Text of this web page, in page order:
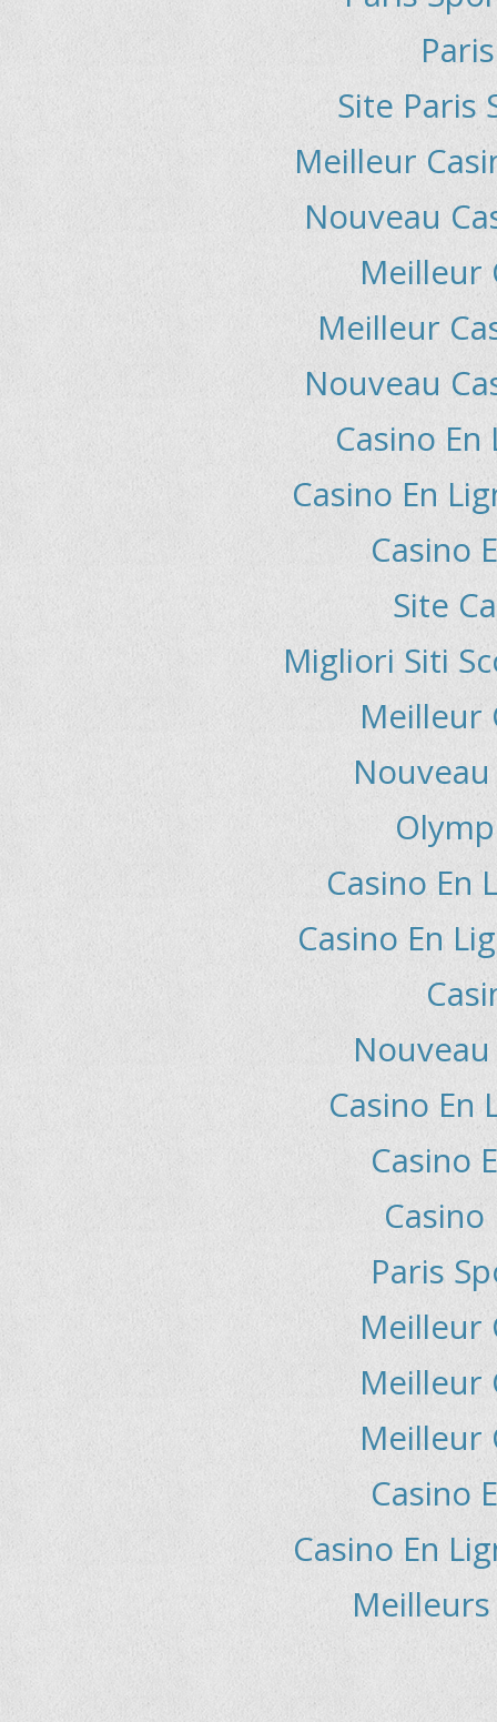
Site Paris
Meilleur
Nouveau
Meilleur
Meilleur
Nouveau
Casino
Casino En
Casino
Site
Migliori Siti
Meilleur
Casino En
Casino En
Casino En
Casino
Casino
Paris
Meilleur
Meilleur
Meilleur
Casino
Casino En